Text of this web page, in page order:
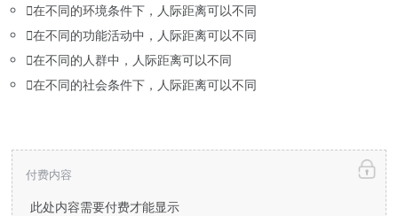
在不同的环境条件下，人际距离可以不同
在不同的功能活动中，人际距离可以不同
在不同的人群中，人际距离可以不同
在不同的社会条件下，人际距离可以不同
此处内容需要付费才能显示
付费内容